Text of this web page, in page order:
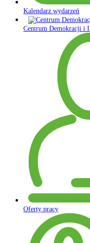
Kalendarz wydarzeń
Centrum Demokracji i
Oferty pracy